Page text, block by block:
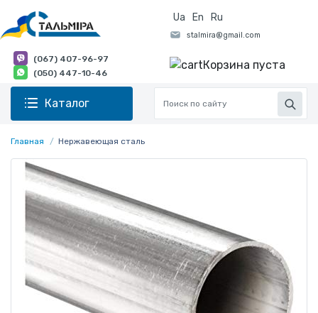
Ua En Ru
(067) 407-96-97
(050) 447-10-46
Корзина пуста
Каталог
Главная Нержавеющая сталь